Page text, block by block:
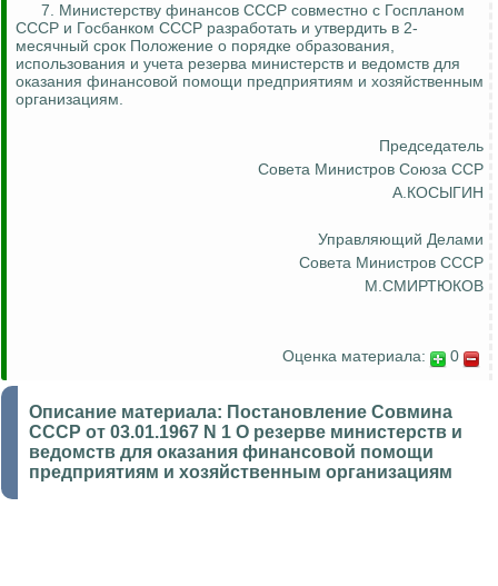
7. Министерству финансов СССР совместно с Госпланом
СССР и Госбанком СССР разработать и утвердить в 2-
месячный срок Положение о порядке образования,
использования и учета резерва министерств и ведомств для
оказания финансовой помощи предприятиям и хозяйственным
организациям.
Председатель
Совета Министров Союза ССР
А.КОСЫГИН
Управляющий Делами
Совета Министров СССР
М.СМИРТЮКОВ
Оценка материала: 0
Описание материала: Постановление Совмина
СССР от 03.01.1967 N 1 О резерве министерств и
ведомств для оказания финансовой помощи
предприятиям и хозяйственным организациям